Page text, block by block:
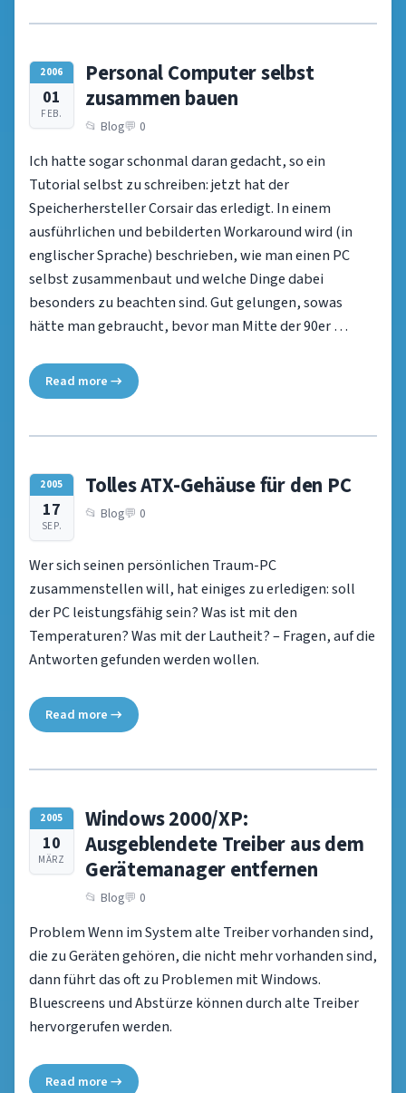
2006
01
FEB.
Personal Computer selbst
zusammen bauen
Blog 0
Ich hatte sogar schonmal daran gedacht, so ein
Tutorial selbst zu schreiben: jetzt hat der
Speicherhersteller Corsair das erledigt. In einem
ausführlichen und bebilderten Workaround wird (in
englischer Sprache) beschrieben, wie man einen PC
selbst zusammenbaut und welche Dinge dabei
besonders zu beachten sind. Gut gelungen, sowas
hätte man gebraucht, bevor man Mitte der 90er …
Read more →
2005
17
SEP.
Tolles ATX-Gehäuse für den PC
Blog 0
Wer sich seinen persönlichen Traum-PC
zusammenstellen will, hat einiges zu erledigen: soll
der PC leistungsfähig sein? Was ist mit den
Temperaturen? Was mit der Lautheit? – Fragen, auf die
Antworten gefunden werden wollen.
Read more →
2005
10
MÄRZ
Windows 2000/XP:
Ausgeblendete Treiber aus dem
Gerätemanager entfernen
Blog 0
Problem Wenn im System alte Treiber vorhanden sind,
die zu Geräten gehören, die nicht mehr vorhanden sind,
dann führt das oft zu Problemen mit Windows.
Bluescreens und Abstürze können durch alte Treiber
hervorgerufen werden.
Read more →